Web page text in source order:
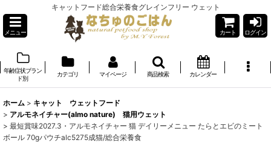
キャットフード総合栄養食グレインフリー ウェット
メニュー カート ログイン
年齢症状ブラン
ド別
カテゴリ マイページ 商品検索 カレンダー
ホーム > キャット ウェットフード
> アルモネイチャー(almo nature) 猫用ウェット
> 最短賞味2027.3・アルモネイチャー 猫 デイリーメニュー たらとエビのミート
ボール 70gパウチalc5275成猫/総合栄養食